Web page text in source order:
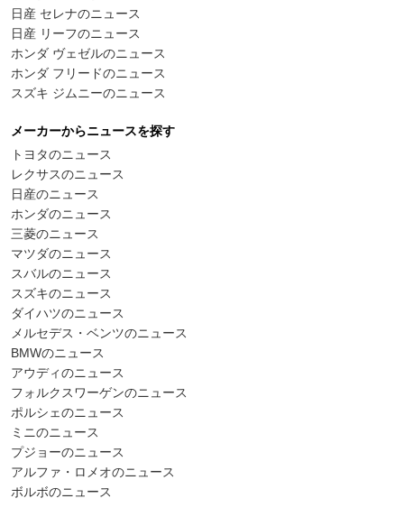
日産 セレナのニュース
日産 リーフのニュース
ホンダ ヴェゼルのニュース
ホンダ フリードのニュース
スズキ ジムニーのニュース
メーカーからニュースを探す
トヨタのニュース
レクサスのニュース
日産のニュース
ホンダのニュース
三菱のニュース
マツダのニュース
スバルのニュース
スズキのニュース
ダイハツのニュース
メルセデス・ベンツのニュース
BMWのニュース
アウディのニュース
フォルクスワーゲンのニュース
ポルシェのニュース
ミニのニュース
プジョーのニュース
アルファ・ロメオのニュース
ボルボのニュース